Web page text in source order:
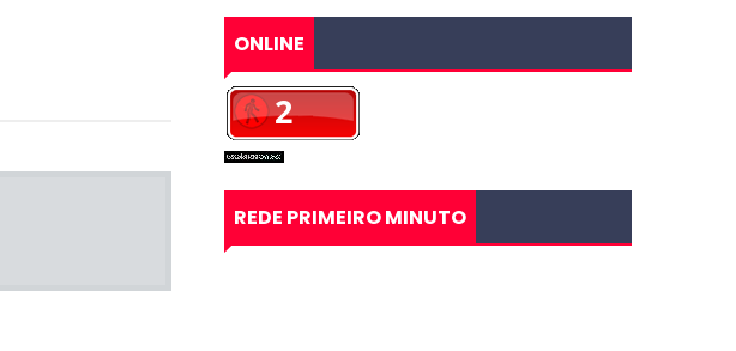
ONLINE
REDE PRIMEIRO MINUTO